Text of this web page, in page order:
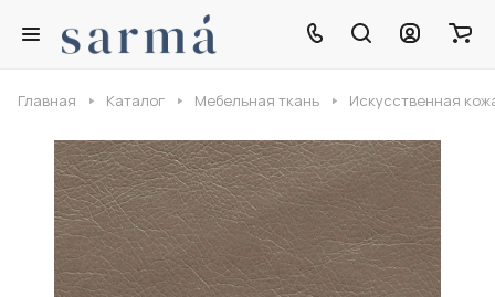
Главная Каталог Мебельная ткань Искусственная